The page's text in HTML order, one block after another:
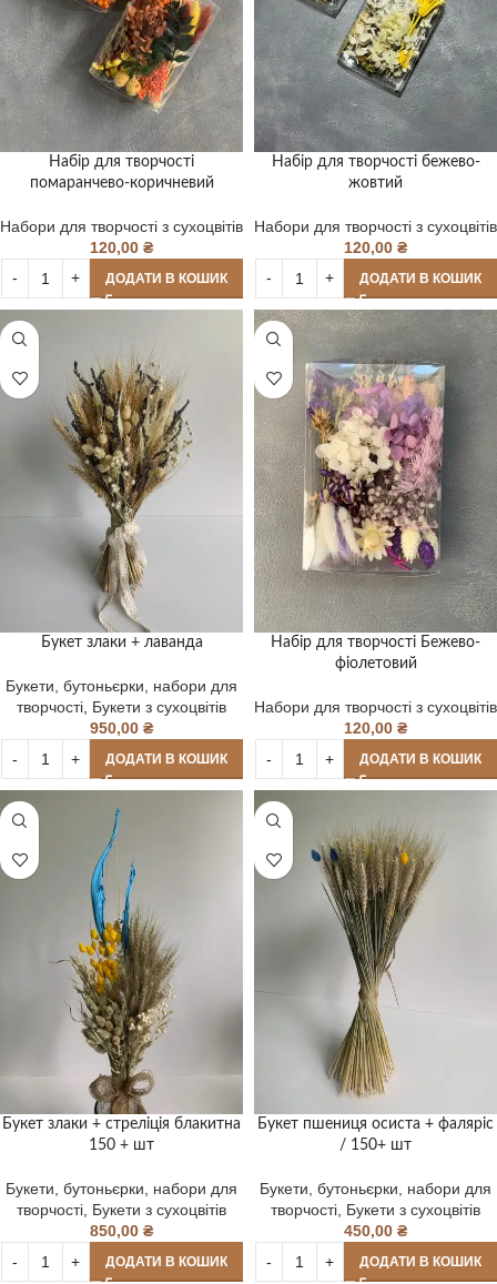
Набір для творчості
помаранчево-коричневий
Набори для творчості з сухоцвітів
120,00 ₴
ДОДАТИ В КОШИК
Набір для творчості бежево-
жовтий
Набори для творчості з сухоцвітів
120,00 ₴
ДОДАТИ В КОШИК
Букет злаки + лаванда
Букети, бутоньєрки, набори для
творчості, Букети з сухоцвітів
950,00 ₴
ДОДАТИ В КОШИК
Набір для творчості Бежево-
фіолетовий
Набори для творчості з сухоцвітів
120,00 ₴
ДОДАТИ В КОШИК
Букет злаки + стреліція блакитна
150 + шт
Букети, бутоньєрки, набори для
творчості, Букети з сухоцвітів
850,00 ₴
ДОДАТИ В КОШИК
Букет пшениця осиста + фаляріс
/ 150+ шт
Букети, бутоньєрки, набори для
творчості, Букети з сухоцвітів
450,00 ₴
ДОДАТИ В КОШИК